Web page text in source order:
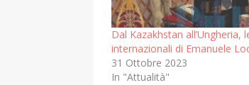
Dal Kazakhstan all’Ungheria,
internazionali di Emanuele
31 Ottobre 2023
In "Attualità"